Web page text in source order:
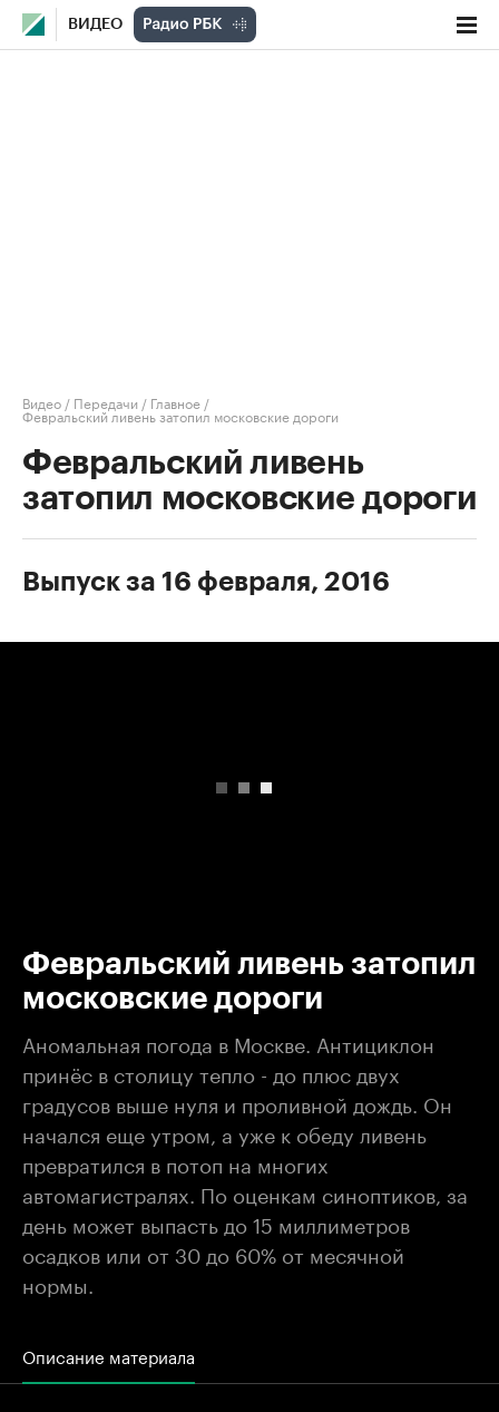
ВИДЕО
Видео / Передачи / Главное /
Февральский ливень затопил московские дороги
Февральский ливень
затопил московские дороги
Выпуск за 16 февраля, 2016
Февральский ливень затопил
московские дороги
Аномальная погода в Москве. Антициклон
принёс в столицу тепло - до плюс двух
градусов выше нуля и проливной дождь. Он
начался еще утром, а уже к обеду ливень
превратился в потоп на многих
автомагистралях. По оценкам синоптиков, за
день может выпасть до 15 миллиметров
осадков или от 30 до 60% от месячной
нормы.
Описание материала